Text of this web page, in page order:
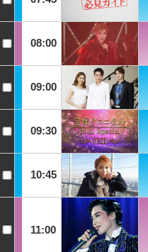
08:00
09:00
09:30
10:45
11:00